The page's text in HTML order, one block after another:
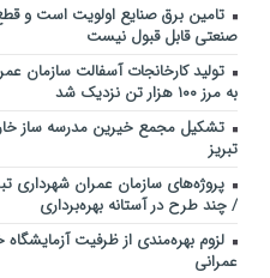
تامین برق صنایع اولویت است و
صنعتی قابل قبول نیست
تولید کارخانجات آسفالت سازمان
به مرز ۱۰۰ هزار تن نزدیک شد
تشکیل مجمع خیرین مدرسه ‌ساز
تبریز
پروژه‌های سازمان عمران شهرداری
/ چند طرح در آستانه بهره‌برداری
لزوم بهره‌مندی از ظرفیت
عمرانی